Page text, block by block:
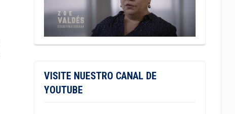
VISITE NUESTRO CANAL DE
YOUTUBE